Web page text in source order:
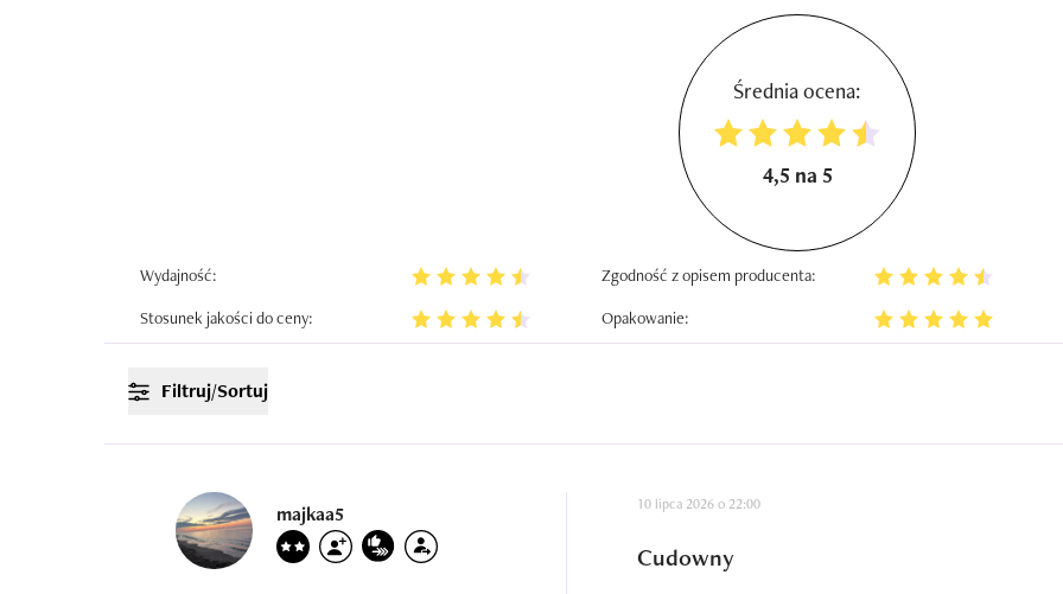
Średnia ocena:
4,5 na 5
Wydajność: Zgodność z opisem producenta:
Stosunek jakości do ceny:
Opakowanie:
Filtruj/Sortuj
majkaa5 10 lipca 2026 o 22:00
Cudowny